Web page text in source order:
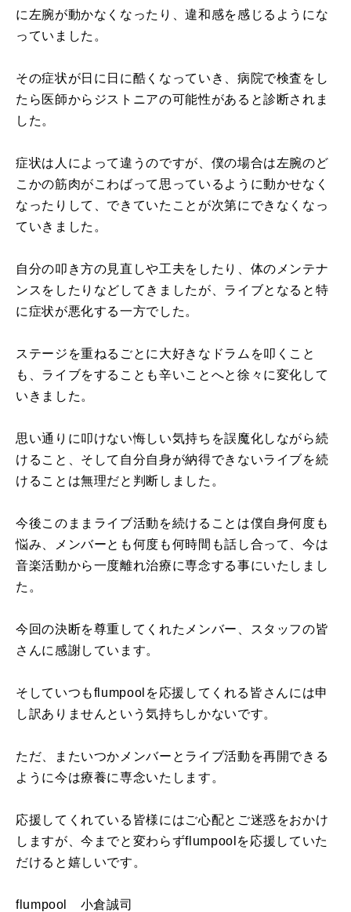
に左腕が動かなくなったり、違和感を感じるようにな
っていました。
その症状が日に日に酷くなっていき、病院で検査をし
たら医師からジストニアの可能性があると診断されま
した。
症状は人によって違うのですが、僕の場合は左腕のど
こかの筋肉がこわばって思っているように動かせなく
なったりして、できていたことが次第にできなくなっ
ていきました。
自分の叩き方の見直しや工夫をしたり、体のメンテナ
ンスをしたりなどしてきましたが、ライブとなると特
に症状が悪化する一方でした。
ステージを重ねるごとに大好きなドラムを叩くこと
も、ライブをすることも辛いことへと徐々に変化して
いきました。
思い通りに叩けない悔しい気持ちを誤魔化しながら続
けること、そして自分自身が納得できないライブを続
けることは無理だと判断しました。
今後このままライブ活動を続けることは僕自身何度も
悩み、メンバーとも何度も何時間も話し合って、今は
音楽活動から一度離れ治療に専念する事にいたしまし
た。
今回の決断を尊重してくれたメンバー、スタッフの皆
さんに感謝しています。
そしていつもflumpoolを応援してくれる皆さんには申
し訳ありませんという気持ちしかないです。
ただ、またいつかメンバーとライブ活動を再開できる
ように今は療養に専念いたします。
応援してくれている皆様にはご心配とご迷惑をおかけ
しますが、今までと変わらずflumpoolを応援していた
だけると嬉しいです。
flumpool 小倉誠司